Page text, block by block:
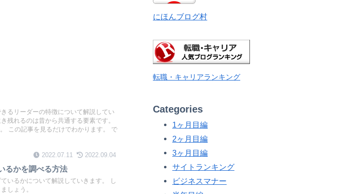
るリーダーの特徴について解説してい
残れるのは昔から共通する要素です。
この記事を見るだけでわかります。 で
2022.07.11 2022.09.04
るかを調べる方法
いるかについて解説していきます。 し
しょう。
にほんブログ村
転職・キャリアランキング
Categories
1ヶ月目編
2ヶ月目編
3ヶ月目編
サイトランキング
ビジネスマナー